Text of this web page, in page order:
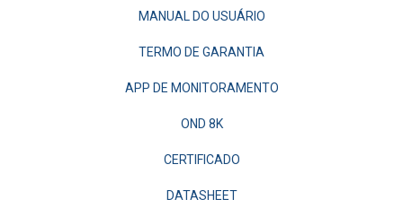
MANUAL DO USUÁRIO
TERMO DE GARANTIA
APP DE MONITORAMENTO
OND 8K
CERTIFICADO
DATASHEET